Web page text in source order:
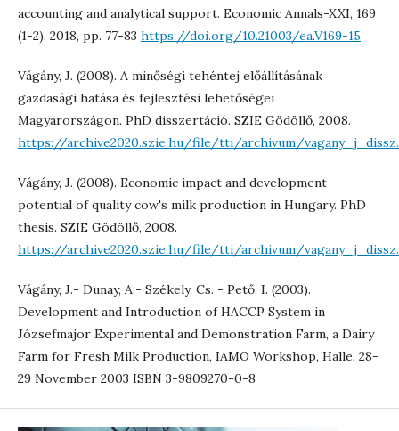
accounting and analytical support. Economic Annals-XXI, 169
(1-2), 2018, pp. 77-83 https://doi.org/10.21003/ea.V169-15
Vágány, J. (2008). A minőségi tehéntej előállításának
gazdasági hatása és fejlesztési lehetőségei
Magyarországon. PhD disszertáció. SZIE Gödöllő, 2008.
https://archive2020.szie.hu/file/tti/archivum/
Vágány, J. (2008). Economic impact and development
potential of quality cow's milk production in Hungary. PhD
thesis. SZIE Gödöllő, 2008.
https://archive2020.szie.hu/file/tti/archivum/
Vágány, J.- Dunay, A.- Székely, Cs. - Pető, I. (2003).
Development and Introduction of HACCP System in
Józsefmajor Experimental and Demonstration Farm, a Dairy
Farm for Fresh Milk Production, IAMO Workshop, Halle, 28-
29 November 2003 ISBN 3-9809270-0-8